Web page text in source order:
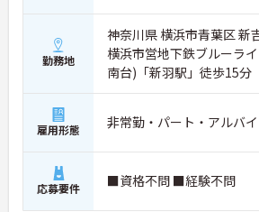
勤務地
神奈川県 横浜市青葉区 新
横浜市営地下鉄ブルーラ
南台)「新羽駅」徒歩15分
雇用形態 非常勤・パート・アルバ
応募要件 ■資格不問 ■経験不問